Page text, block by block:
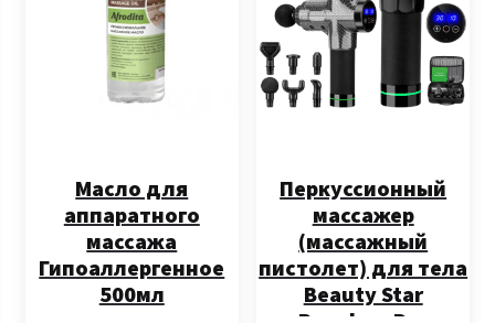
Масло для
аппаратного
массажа
Гипоаллергенное
500мл
Перкуссионный
массажер
(массажный
пистолет) для тела
Beauty Star